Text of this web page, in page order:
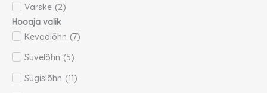
Värske (2)
Hooaja valik
Kevadlõhn (7)
Suvelõhn (5)
Sügislõhn (11)